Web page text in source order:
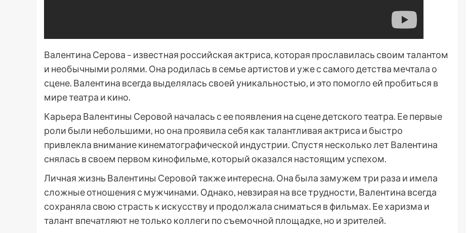
Валентина Серова – известная российская актриса, которая прославилась своим талантом
и необычными ролями. Она родилась в семье артистов и уже с самого детства мечтала о
сцене. Валентина всегда выделялась своей уникальностью, и это помогло ей пробиться в
мире театра и кино.
Карьера Валентины Серовой началась с ее появления на сцене детского театра. Ее первые
роли были небольшими, но она проявила себя как талантливая актриса и быстро
привлекла внимание кинематографической индустрии. Спустя несколько лет Валентина
снялась в своем первом кинофильме, который оказался настоящим успехом.
Личная жизнь Валентины Серовой также интересна. Она была замужем три раза и имела
сложные отношения с мужчинами. Однако, невзирая на все трудности, Валентина всегда
сохраняла свою страсть к искусству и продолжала сниматься в фильмах. Ее харизма и
талант впечатляют не только коллеги по съемочной площадке, но и зрителей.